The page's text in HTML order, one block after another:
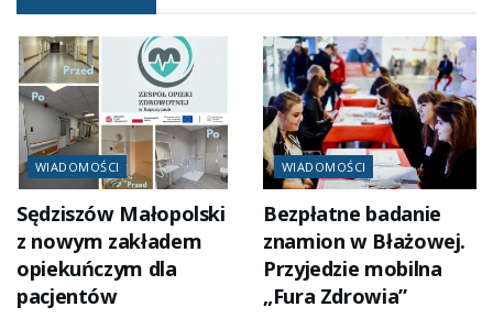
WIADOMOŚCI
Sędziszów Małopolski
z nowym zakładem
opiekuńczym dla
pacjentów
WIADOMOŚCI
Bezpłatne badanie
znamion w Błażowej.
Przyjedzie mobilna
„Fura Zdrowia”